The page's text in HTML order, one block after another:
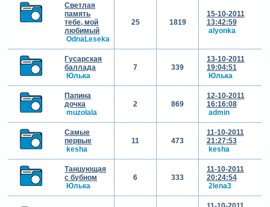
Светлая
память
тебе, мой
любимый
OdnaLeseka
25 1819
15-10-2011
13:42:59
alyonka
Гусарская
баллада
Юлька
7 339
13-10-2011
19:04:51
Юлька
Папина
дочка
muzolala
2 869
12-10-2011
16:16:08
admin
Самые
первые
kesha
11 473
11-10-2011
21:27:53
kesha
Танцующая
с бубном
Юлька
6 333
11-10-2011
20:24:54
2lena3